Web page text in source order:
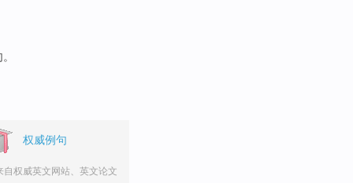
权威例句
自权威英文网站、英文论文